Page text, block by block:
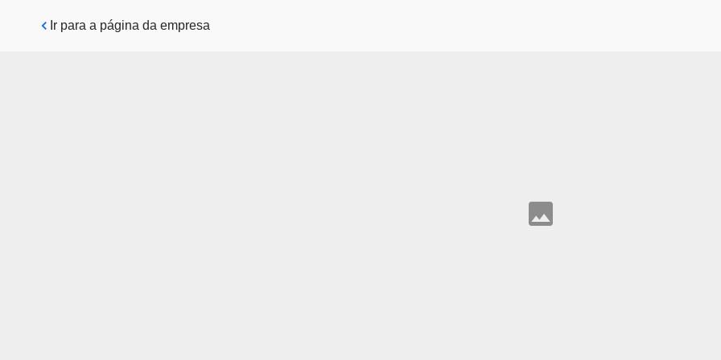
Pular para o conteúdo principal
Ir para a página da empresa